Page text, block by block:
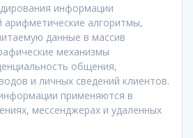
информации
арифметические алгоритмы,
данные в массив
механизмы
общения,
и личных сведений клиентов.
применяются в
мессенджерах и удаленных